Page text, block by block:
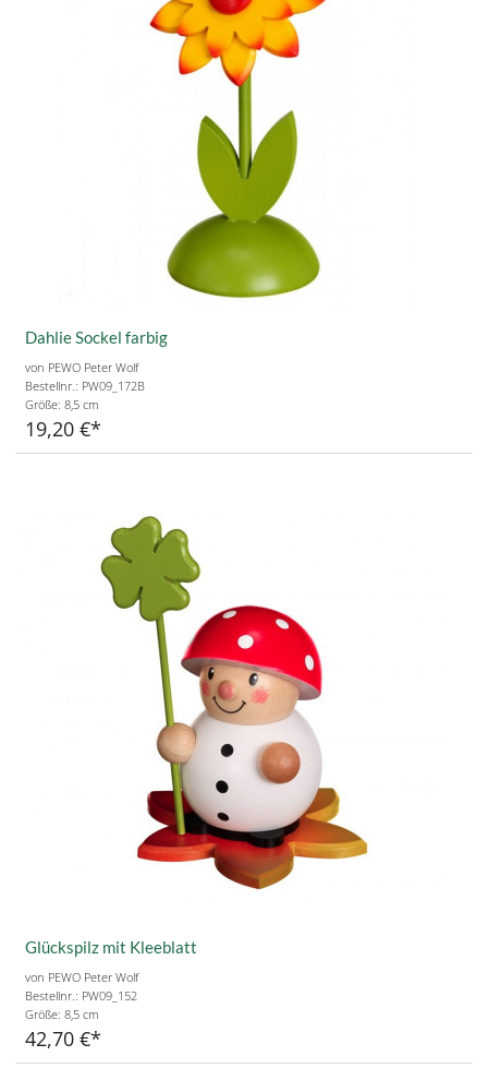
Dahlie Sockel farbig
von PEWO Peter Wolf
Bestellnr.: PW09_172B
Größe: 8,5 cm
19,20 €
Glückspilz mit Kleeblatt
von PEWO Peter Wolf
Bestellnr.: PW09_152
Größe: 8,5 cm
42,70 €